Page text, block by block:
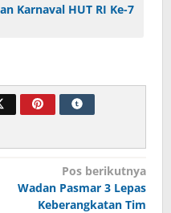
Karnaval HUT RI Ke-7
Pos berikutnya
Wadan Pasmar 3 Lepas
Keberangkatan Tim